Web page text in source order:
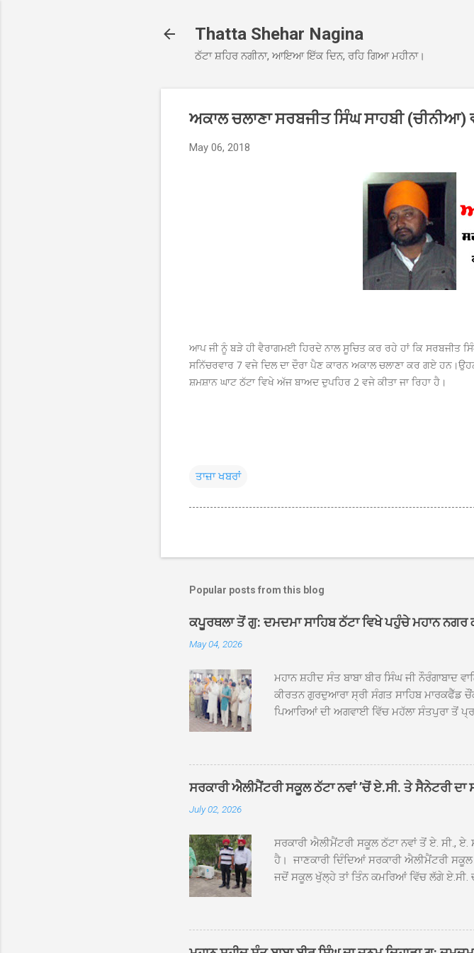
Thatta Shehar Nagina
ਠੱਟਾ ਸ਼ਹਿਰ ਨਗੀਨਾ, ਆਇਆ ਇੱਕ ਦਿਨ, ਰਹਿ ਗਿਆ ਮਹੀਨਾ।
ਅਕਾਲ ਚਲਾਣਾ ਸਰਬਜੀਤ ਸਿੰਘ ਸਾਹਬੀ (ਚੀਨੀਆ)
May 06, 2018
ਆਪ ਜੀ ਨੂੰ ਬੜੇ ਹੀ ਵੈਰਾਗਮਈ ਹਿਰਦੇ ਨਾਲ ਸੂਚਿਤ ਕਰ ਰਹੇ ਹਾਂ ਕਿ ਸਰਬਜੀਤ
ਸਨਿੱਚਰਵਾਰ 7 ਵਜੇ ਦਿਲ ਦਾ ਦੌਰਾ ਪੈਣ ਕਾਰਨ ਅਕਾਲ ਚਲਾਣਾ ਕਰ ਗਏ ਹਨ।
ਸ਼ਮਸ਼ਾਨ ਘਾਟ ਠੱਟਾ ਵਿਖੇ ਅੱਜ ਬਾਅਦ ਦੁਪਹਿਰ 2 ਵਜੇ ਕੀਤਾ ਜਾ ਰਿਹਾ ਹੈ।
ਤਾਜ਼ਾ ਖਬਰਾਂ
Popular posts from this blog
ਕਪੂਰਥਲਾ ਤੋਂ ਗੁ: ਦਮਦਮਾ ਸਾਹਿਬ ਠੱਟਾ ਵਿਖੇ ਪਹੁੰਚੇ ਮਹਾਨ ਨਗਰ
May 04, 2026
ਮਹਾਨ ਸ਼ਹੀਦ ਸੰਤ ਬਾਬਾ ਬੀਰ ਸਿੰਘ ਜੀ
ਕੀਰਤਨ ਗੁਰਦੁਆਰਾ ਸ੍ਰੀ ਸੰਗਤ ਸਾਹਿਬ ਮਾਰਕਫੈੱਡ
ਪਿਆਰਿਆਂ ਦੀ ਅਗਵਾਈ ਵਿੱਚ ਮਹੱਲਾ ਸੰਤਪੁਰਾ ਤੋਂ
ਦਮਦਮਾ ਸਾਹਿਬ ਠੱਟਾ ਵਿਖੇ ਪਹੁੰਚਿਆ। ਨਗਰ
ਸੰਤ ਬਾਬਾ ਹਰਜੀਤ ਸਿੰਘ ਤੇ ਇਲਾਕੇ ਦੀਆਂ ਸੰਗਤਾਂ
ਦਮਦਮਾ ਸਾਹਿਬ ਠੱਟਾ ਵਿਖੇ ਨਗਰ ਕੀਰਤਨ ਦੇ
ਪ੍ਰਬੰਧਕਾਂ ਦਾ ਗੁਰਦੁਆਰਾ ਦਮਦਮਾ ਸਾਹਿਬ ਠੱਟਾ ਦੇ
ਸਰਕਾਰੀ ਐਲੀਮੈਂਟਰੀ ਸਕੂਲ ਠੱਟਾ ਨਵਾਂ ’ਚੋਂ ਏ.ਸੀ. ਤੇ ਸੈਨੇਟਰੀ ਦਾ
July 02, 2026
ਸਰਕਾਰੀ ਐਲੀਮੈਂਟਰੀ ਸਕੂਲ ਠੱਟਾ ਨਵਾਂ ਤੋਂ ਏ. ਸੀ., ਏ.
ਹੈ। ਜਾਣਕਾਰੀ ਦਿੰਦਿਆਂ ਸਰਕਾਰੀ ਐਲੀਮੈਂਟਰੀ
ਜਦੋਂ ਸਕੂਲ ਖੁੱਲ੍ਹੇ ਤਾਂ ਤਿੰਨ ਕਮਰਿਆਂ ਵਿੱਚ ਲੱਗੇ
ਹੋਈਆਂ ਸਨ। ਉਨ੍ਹਾਂ ਦੱਸਿਆ ਕਿ ਉਹ ਛੁੱਟੀਆਂ ਦੌਰਾਨ
20 ਤੋਂ 30 ਜੂਨ ਵਿਚਕਾਰ ਹੋਈ ਜਾਪਦੀ ਹੈ। ਇਸ ਮੌਕੇ
ਸਿੰਘ ਟੋਡਰਵਾਲ ਨੇ ਦੱਸਿਆ ਕਿ ਸਕੂਲ ਵਿੱਚ ਪਿਛਲੇ